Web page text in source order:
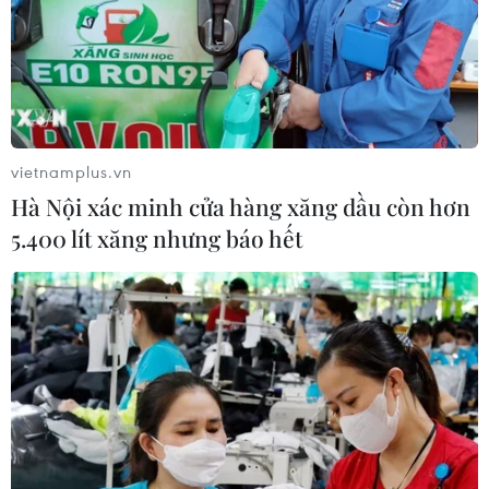
18/04/2026 02:08
Đòn bẩy tín dụng từ Nghị quyết 68,
đánh thức kinh tế xanh vùng biên
09/04/2026 08:13
Tổng dư nợ tín dụng chính sách năm
2025 đạt 413.527 tỷ đồng
15/01/2026 04:00
Doanh nghiệp lạc quan về xu hướng
kinh doanh trong những tháng cuối
năm 2025
vietnamplus.vn
Hà Nội xác minh cửa hàng xăng dầu còn hơn
5.400 lít xăng nhưng báo hết